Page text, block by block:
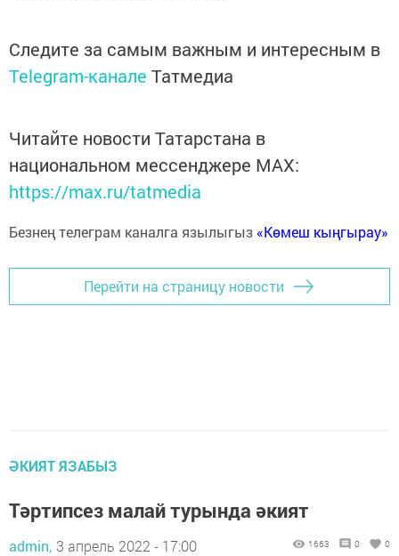
Следите за самым важным и интересным в
Telegram-канале Татмедиа
Читайте новости Татарстана в
национальном мессенджере MАХ:
https://max.ru/tatmedia
Безнең телеграм каналга язылыгыз «Көмеш кыңгырау»
Перейти на страницу новости
ӘКИЯТ ЯЗАБЫЗ
Тәртипсез малай турында әкият
admin, 3 апрель 2022 - 17:00 1663 0 0